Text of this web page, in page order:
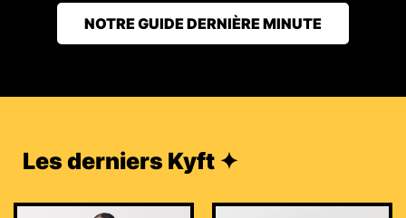
NOTRE GUIDE DERNIÈRE MINUTE
Les derniers Kyft ✦